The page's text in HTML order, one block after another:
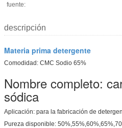
fuente:
descripción
Materia prima detergente
Comodidad: CMC Sodio 65%
Nombre completo:
sódica
Aplicación: para la fabricación de
Pureza disponible: